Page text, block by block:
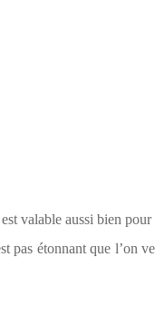
valable aussi bien
pas étonnant que l’on